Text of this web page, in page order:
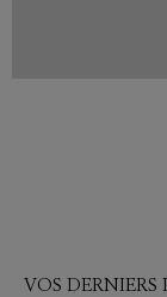
VOS DERNIERS